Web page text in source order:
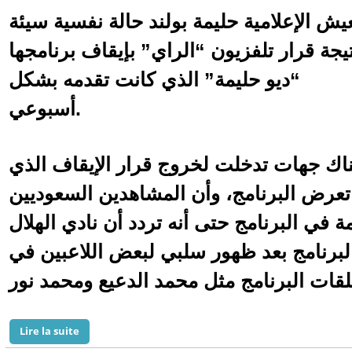
الإعلامية حليمة بولند حالة نفسية سيئة
قرار تلفزيون “الراي” بإيقاف برنامجها
“ديو حليمة” الذي كانت تقدمه بشكل
أسبوعي.
جهات تدخلت لخروج قرار الإيقاف الذي
البرنامج، وأن المشاهدين السعوديين
في البرنامج حتى أنه تردد أن نادي الهلال
بعد ظهور سلبي لبعض اللاعبين في
Lire la suite